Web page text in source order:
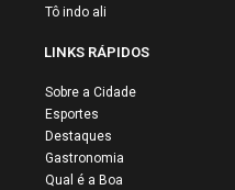
Tô indo ali
LINKS RÁPIDOS
Sobre a Cidade
Esportes
Destaques
Gastronomia
Qual é a Boa